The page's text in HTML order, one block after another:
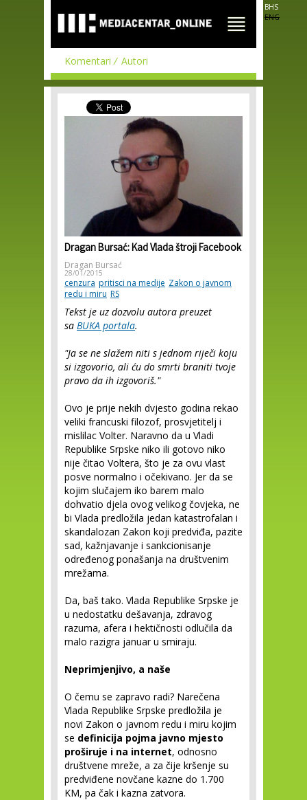
main
content
BHS
ENG
Komentari Autori
Dragan Bursać: Kad Vlada štroji Facebook
Dragan Bursać
28/01/2015
cenzura pritisci na medije Zakon o javnom
redu i miru RS
Tekst je uz dozvolu autora preuzet
sa BUKA portala.
"Ja se ne slažem niti s jednom riječi koju
si izgovorio, ali ću do smrti braniti tvoje
pravo da ih izgovoriš."
Ovo je prije nekih dvjesto godina rekao
veliki francuski filozof, prosvjetitelj i
mislilac Volter. Naravno da u Vladi
Republike Srpske niko ili gotovo niko
nije čitao Voltera, što je za ovu vlast
posve normalno i očekivano. Jer da se
kojim slučajem iko barem malo
dohvatio djela ovog velikog čovjeka, ne
bi Vlada predložila jedan katastrofalan i
skandalozan Zakon koji predviđa, pazite
sad, kažnjavanje i sankcionisanje
određenog ponašanja na društvenim
mrežama.
Da, baš tako. Vlada Republike Srpske je
u nedostatku dešavanja, zdravog
razuma, afera i hektičnosti odlučila da
malo razigra januar u smiraju.
Neprimjenjivo, a naše
O čemu se zapravo radi? Narečena
Vlada Republike Srpske predložila je
novi Zakon o javnom redu i miru kojim
se definicija pojma javno mjesto
proširuje i na internet, odnosno
društvene mreže, a za čije kršenje su
predviđene novčane kazne do 1.700
KM, pa čak i kazna zatvora.